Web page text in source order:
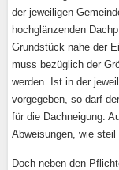
der jeweiligen
hochglänzenden
Grundstück nahe der
muss bezüglich der
werden. Ist in der
vorgegeben, so darf
für die Dachneigung.
Abweisungen, wie
Doch neben den